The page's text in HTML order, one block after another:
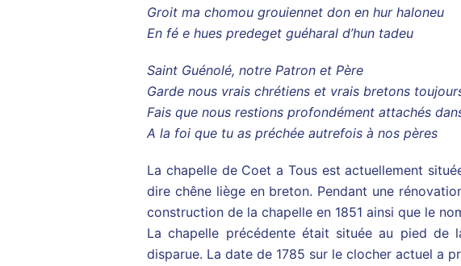
Groit ma chomou grouiennet don en hur haloneu
En fé e hues predeget guéharal d’hun tadeu
Saint Guénolé, notre Patron et Père
Garde nous vrais chrétiens et vrais bretons
Fais que nous restions profondément attachés
A la foi que tu as préchée autrefois à nos pères
La chapelle de Coet a Tous est actuellement
dire chêne liège en breton. Pendant une
construction de la chapelle en 1851 ainsi que le
La chapelle précédente était située au pied de
disparue. La date de 1785 sur le clocher actuel a